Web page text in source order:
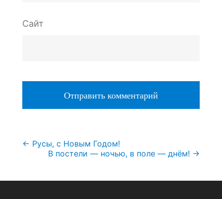
Сайт
Навигация
← Русы, с Новым Годом!
В постели — ночью, в поле — днём! →